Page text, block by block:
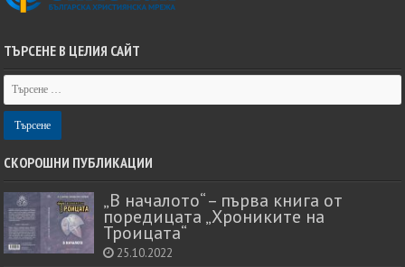
ТЪРСЕНЕ В ЦЕЛИЯ САЙТ
СКОРОШНИ ПУБЛИКАЦИИ
„В началото“ – първа книга от
поредицата „Хрониките на
Троицата“
25.10.2022